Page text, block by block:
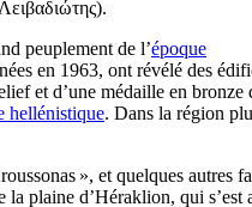
Λειβαδιώτης).
peuplement de l’époque
en 1963, ont révélé des
et d’une médaille en bronze
hellénistique. Dans la région
», et quelques autres
plaine d’Héraklion, qui s’est